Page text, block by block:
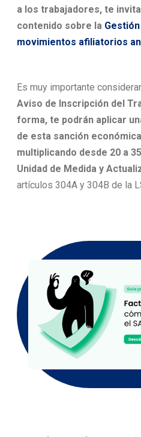
a los trabajadores, te
contenido sobre la
movimientos afiliatorios
Es muy importante
Aviso de Inscripción del
forma, te podrán aplicar
de esta sanción
multiplicando desde 20 a
Unidad de Medida y
artículos 304A y 304B de la